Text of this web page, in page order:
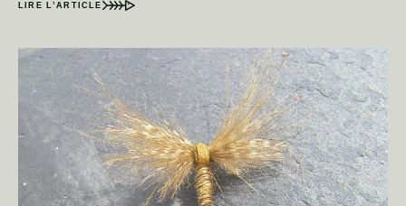
LIRE L’ARTICLE